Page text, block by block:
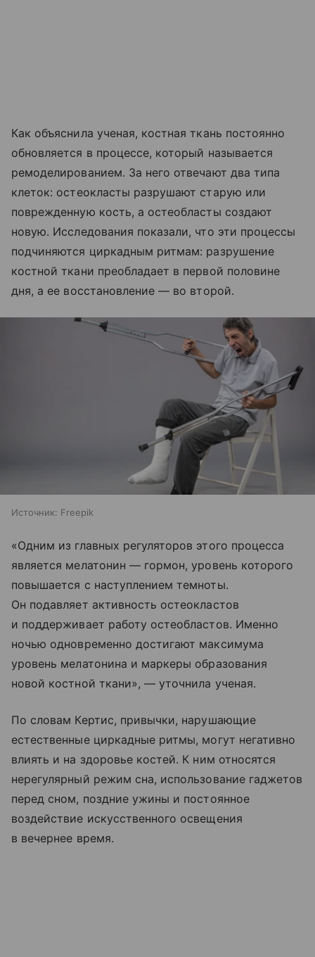
Как объяснила ученая, костная ткань постоянно
обновляется в процессе, который называется
ремоделированием. За него отвечают два типа
клеток: остеокласты разрушают старую или
поврежденную кость, а остеобласты создают
новую. Исследования показали, что эти процессы
подчиняются циркадным ритмам: разрушение
костной ткани преобладает в первой половине
дня, а ее восстановление — во второй.
Источник: Freepik
«Одним из главных регуляторов этого процесса
является мелатонин — гормон, уровень которого
повышается с наступлением темноты.
Он подавляет активность остеокластов
и поддерживает работу остеобластов. Именно
ночью одновременно достигают максимума
уровень мелатонина и маркеры образования
новой костной ткани», — уточнила ученая.
По словам Кертис, привычки, нарушающие
естественные циркадные ритмы, могут негативно
влиять и на здоровье костей. К ним относятся
нерегулярный режим сна, использование гаджетов
перед сном, поздние ужины и постоянное
воздействие искусственного освещения
в вечернее время.